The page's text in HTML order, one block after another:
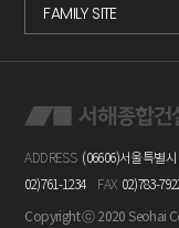
씨사이드아덴
FAMILY SITE
ADDRESS (06606)서울특별
02)761-1234
FAX 02)783-
Copyright ⓒ 2020 Seohai